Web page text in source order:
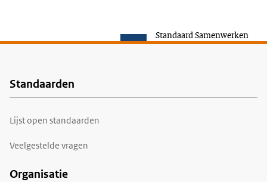
Standaard Samenwerken
Voet
Standaarden
Lijst open standaarden
Veelgestelde vragen
Organisatie